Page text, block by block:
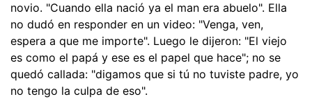
novio. "Cuando ella nació ya el man era abuelo". Ella
no dudó en responder en un video: "Venga, ven,
espera a que me importe". Luego le dijeron: "El viejo
es como el papá y ese es el papel que hace"; no se
quedó callada: "digamos que si tú no tuviste padre, yo
no tengo la culpa de eso".